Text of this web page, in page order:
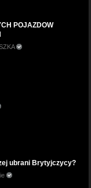
POJAZDOW
ubrani Brytyjczycy?